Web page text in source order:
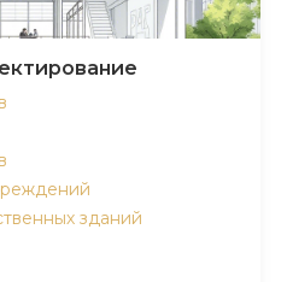
зданий